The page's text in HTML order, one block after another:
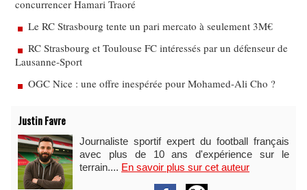
concurrencer Hamari Traoré
Le RC Strasbourg tente un pari mercato à seulement 3M€
RC Strasbourg et Toulouse FC intéressés par un défenseur de
Lausanne-Sport
OGC Nice : une offre inespérée pour Mohamed-Ali Cho ?
Justin Favre
Journaliste sportif expert du football français
avec plus de 10 ans d'expérience sur le
terrain.... En savoir plus sur cet auteur